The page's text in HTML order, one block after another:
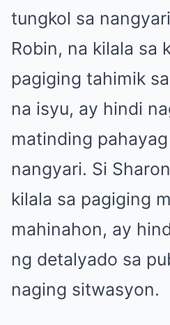
tungkol sa
Robin, na kilala sa
pagiging tahimik
na isyu, ay hindi
matinding
nangyari. Si
kilala sa pagiging
mahinahon, ay
ng detalyado sa
naging sitwasyon.